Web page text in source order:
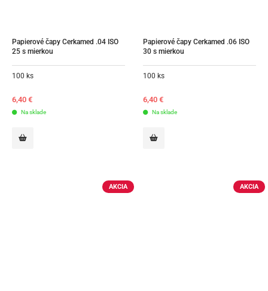
Papierové čapy Cerkamed .04 ISO
25 s mierkou
100 ks
6,40 €
Na sklade
Papierové čapy Cerkamed .06 ISO
30 s mierkou
100 ks
6,40 €
Na sklade
AKCIA AKCIA